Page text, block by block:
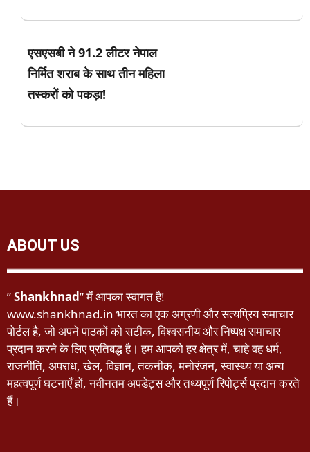
एसएसबी ने 91.2 लीटर नेपाल
निर्मित शराब के साथ तीन महिला
तस्करों को पकड़ा!
ABOUT US
”Shankhnad” में आपका स्वागत है!
www.shankhnad.in भारत का एक अग्रणी और सत्यप्रिय समाचार
पोर्टल है, जो अपने पाठकों को सटीक, विश्वसनीय और निष्पक्ष समाचार
प्रदान करने के लिए प्रतिबद्ध है। हम आपको हर क्षेत्र में, चाहे वह धर्म,
राजनीति, अपराध, खेल, विज्ञान, तकनीक, मनोरंजन, स्वास्थ्य या अन्य
महत्वपूर्ण घटनाएँ हों, नवीनतम अपडेट्स और तथ्यपूर्ण रिपोर्ट्स प्रदान करते
हैं।